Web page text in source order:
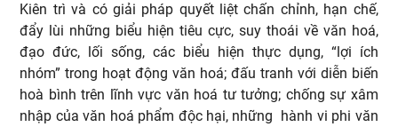
Kiên trì và có giải pháp quyết liệt chấn chỉnh, hạn chế,
đẩy lùi những biểu hiện tiêu cực, suy thoái về văn hoá,
đạo đức, lối sống, các biểu hiện thực dụng, “lợi ích
nhóm” trong hoạt động văn hoá; đấu tranh với diễn biến
hoà bình trên lĩnh vực văn hoá tư tưởng; chống sự xâm
nhập của văn hoá phẩm độc hại, những hành vi phi văn